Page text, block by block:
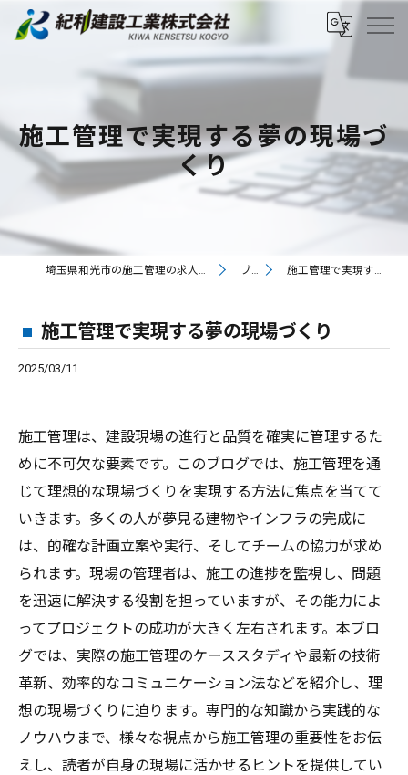
施工管理で実現する夢の現場づ
くり
埼玉県和光市の施工管理の求人なら紀和建設工業株式会社 ブログ 施工管理で実現する夢の現場づくり
施工管理で実現する夢の現場づくり
2025/03/11
施工管理は、建設現場の進行と品質を確実に管理するた
めに不可欠な要素です。このブログでは、施工管理を通
じて理想的な現場づくりを実現する方法に焦点を当てて
いきます。多くの人が夢見る建物やインフラの完成に
は、的確な計画立案や実行、そしてチームの協力が求め
られます。現場の管理者は、施工の進捗を監視し、問題
を迅速に解決する役割を担っていますが、その能力によ
ってプロジェクトの成功が大きく左右されます。本ブロ
グでは、実際の施工管理のケーススタディや最新の技術
革新、効率的なコミュニケーション法などを紹介し、理
想の現場づくりに迫ります。専門的な知識から実践的な
ノウハウまで、様々な視点から施工管理の重要性をお伝
えし、読者が自身の現場に活かせるヒントを提供してい